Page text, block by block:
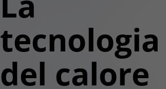
tecnologia
del calore